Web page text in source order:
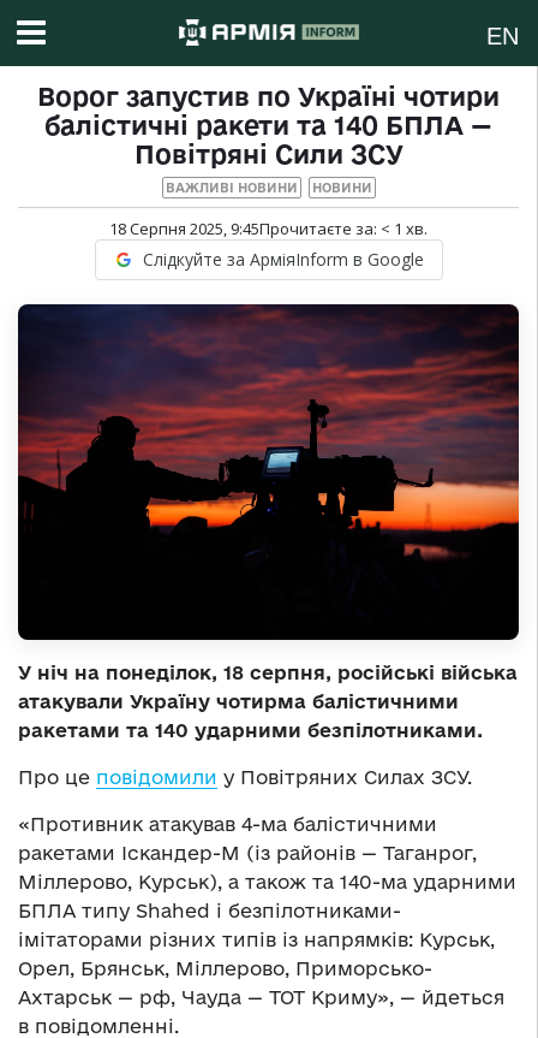
EN
Ворог запустив по Україні чотири
балістичні ракети та 140 БПЛА —
Повітряні Сили ЗСУ
ВАЖЛИВІ НОВИНИ НОВИНИ
18 Серпня 2025, 9:45Прочитаєте за: < 1 хв.
Слідкуйте за АрміяInform в Google
У ніч на понеділок, 18 серпня, російські війська
атакували Україну чотирма балістичними
ракетами та 140 ударними безпілотниками.
Про це повідомили у Повітряних Силах ЗСУ.
«Противник атакував 4-ма балістичними
ракетами Іскандер-М (із районів — Таганрог,
Міллерово, Курськ), а також та 140-ма ударними
БПЛА типу Shahed і безпілотниками-
імітаторами різних типів із напрямків: Курськ,
Орел, Брянськ, Міллерово, Приморсько-
Ахтарськ — рф, Чауда — ТОТ Криму», — йдеться
в повідомленні.